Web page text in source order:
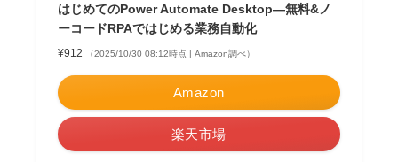
はじめてのPower Automate Desktop―無料&ノ
ーコードRPAではじめる業務自動化
¥912 （2025/10/30 08:12時点 | Amazon調べ）
Amazon
楽天市場